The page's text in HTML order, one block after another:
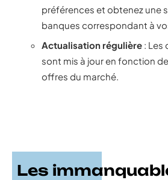
préférences et obtenez une
banques correspondant à
Actualisation régulière : Les
sont mis à jour en fonction
offres du marché.
Les